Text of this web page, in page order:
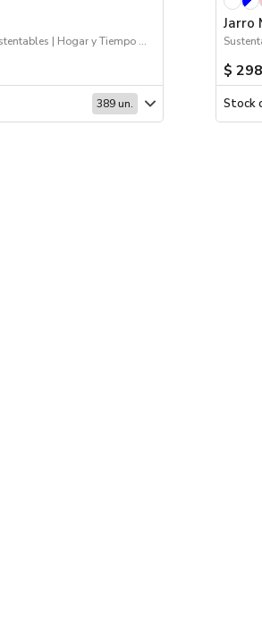
Logo 24hs | Sustentables | Hogar y Tiempo Libre | Próximos Arribos
389 un.
Jarro
$
Stock